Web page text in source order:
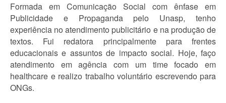
Formada em Comunicação Social com ênfase em
Publicidade e Propaganda pelo Unasp, tenho
experiência no atendimento publicitário e na produção de
textos. Fui redatora principalmente para frentes
educacionais e assuntos de impacto social. Hoje, faço
atendimento em agência com um time focado em
healthcare e realizo trabalho voluntário escrevendo para
ONGs.